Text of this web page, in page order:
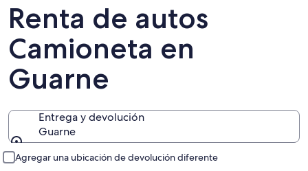
Renta de autos
Camioneta en
Guarne
Entrega y devolución
Guarne
Agregar una ubicación de devolución diferente